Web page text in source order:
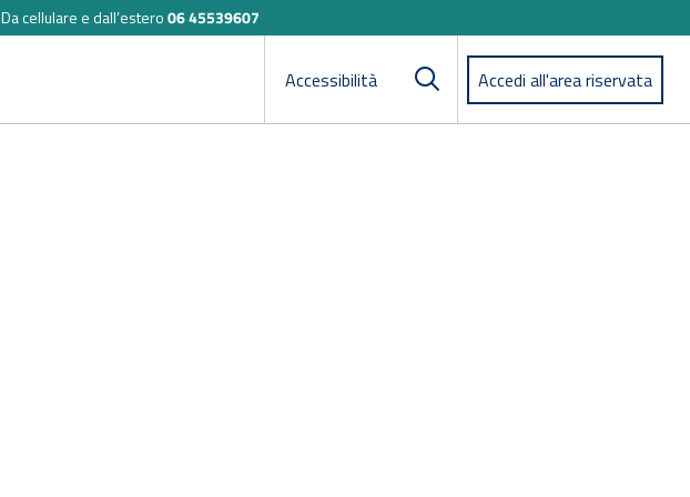
Da cellulare e dall’estero06 45539607
Accessibilità
Cerca
Accedi all'area riservata